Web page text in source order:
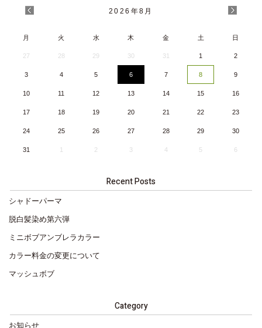
2026 年8月
月 火 水 木 金 土 日
27 28 29 30 31 1 2
3 4 5 6 7 8 9
10 11 12 13 14 15 16
17 18 19 20 21 22 23
24 25 26 27 28 29 30
31 1 2 3 4 5 6
Recent Posts
シャドーパーマ
脱白髪染め第六弾
ミニボブアンブレラカラー
カラー料金の変更について
マッシュボブ
Category
お知らせ